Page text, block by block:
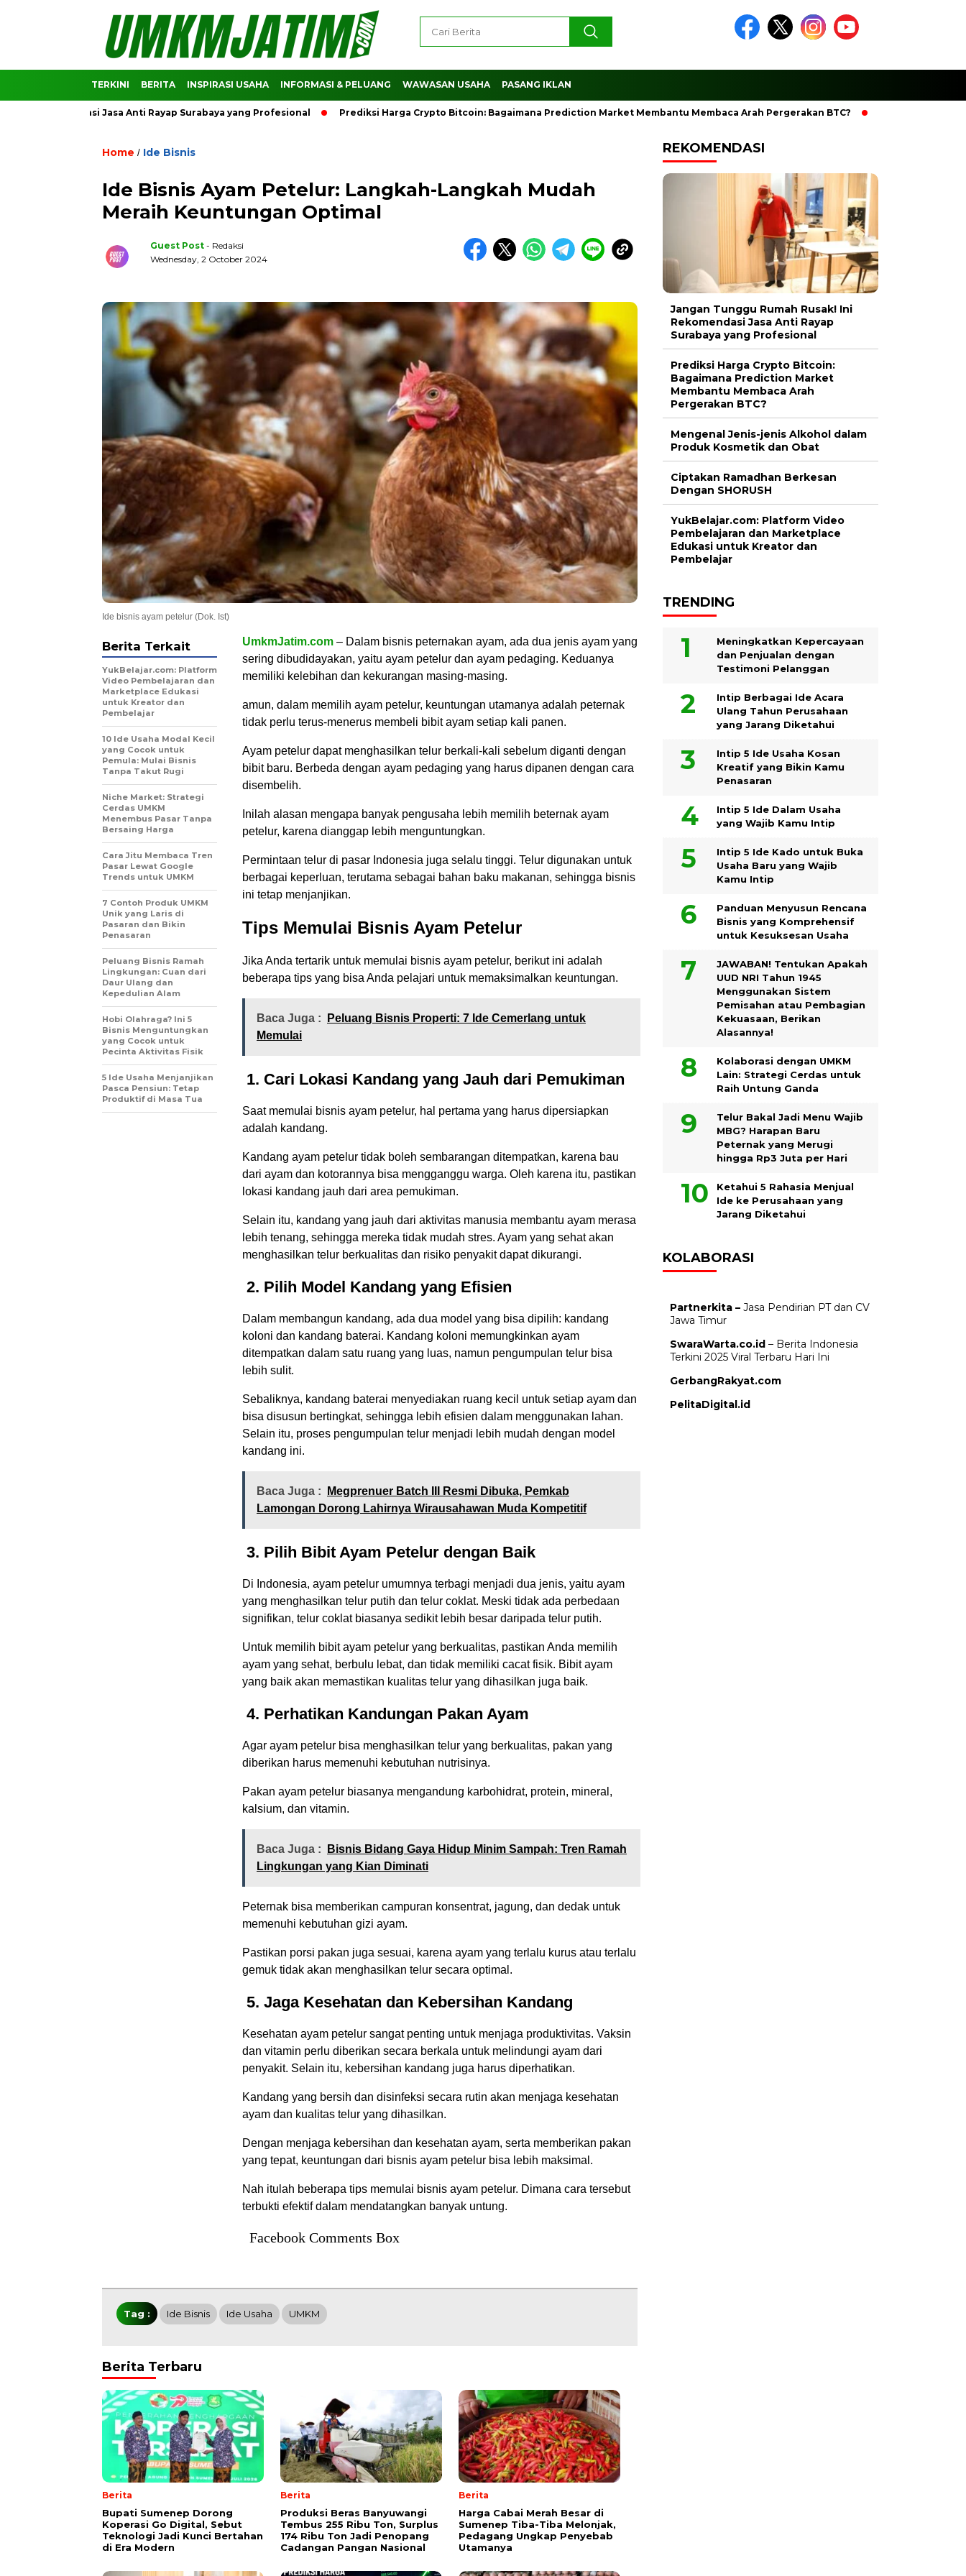
TERKINI BERITA INSPIRASI USAHA INFORMASI & PELUANG WAWASAN USAHA PASANG IKLAN
Jasa Anti Rayap Surabaya yang Profesional Prediksi Harga Crypto Bitcoin: Bagaimana Prediction Market Membantu Membaca Arah Pergerakan BTC? Ciptakan Ramadhan
Home / Ide Bisnis
Ide Bisnis Ayam Petelur: Langkah-Langkah Mudah
Meraih Keuntungan Optimal
Guest Post - Redaksi
Wednesday, 2 October 2024
Ide bisnis ayam petelur (Dok. Ist)
UmkmJatim.com – Dalam bisnis peternakan ayam, ada dua jenis ayam yang
sering dibudidayakan, yaitu ayam petelur dan ayam pedaging. Keduanya
memiliki kelebihan dan kekurangan masing-masing.
amun, dalam memilih ayam petelur, keuntungan utamanya adalah peternak
tidak perlu terus-menerus membeli bibit ayam setiap kali panen.
Ayam petelur dapat menghasilkan telur berkali-kali sebelum diganti dengan
bibit baru. Berbeda dengan ayam pedaging yang harus dipanen dengan cara
disembelih.
Inilah alasan mengapa banyak pengusaha lebih memilih beternak ayam
petelur, karena dianggap lebih menguntungkan.
Permintaan telur di pasar Indonesia juga selalu tinggi. Telur digunakan untuk
berbagai keperluan, terutama sebagai bahan baku makanan, sehingga bisnis
ini tetap menjanjikan.
Tips Memulai Bisnis Ayam Petelur
Jika Anda tertarik untuk memulai bisnis ayam petelur, berikut ini adalah
beberapa tips yang bisa Anda pelajari untuk memaksimalkan keuntungan.
Baca Juga :
Peluang Bisnis Properti: 7 Ide Cemerlang untuk
Memulai
1. Cari Lokasi Kandang yang Jauh dari Pemukiman
Saat memulai bisnis ayam petelur, hal pertama yang harus dipersiapkan
adalah kandang.
Kandang ayam petelur tidak boleh sembarangan ditempatkan, karena bau
dari ayam dan kotorannya bisa mengganggu warga. Oleh karena itu, pastikan
lokasi kandang jauh dari area pemukiman.
Selain itu, kandang yang jauh dari aktivitas manusia membantu ayam merasa
lebih tenang, sehingga mereka tidak mudah stres. Ayam yang sehat akan
menghasilkan telur berkualitas dan risiko penyakit dapat dikurangi.
2. Pilih Model Kandang yang Efisien
Dalam membangun kandang, ada dua model yang bisa dipilih: kandang
koloni dan kandang baterai. Kandang koloni memungkinkan ayam
ditempatkan dalam satu ruang yang luas, namun pengumpulan telur bisa
lebih sulit.
Sebaliknya, kandang baterai menyediakan ruang kecil untuk setiap ayam dan
bisa disusun bertingkat, sehingga lebih efisien dalam menggunakan lahan.
Selain itu, proses pengumpulan telur menjadi lebih mudah dengan model
kandang ini.
Baca Juga :
Megprenuer Batch III Resmi Dibuka, Pemkab
Lamongan Dorong Lahirnya Wirausahawan Muda Kompetitif
3. Pilih Bibit Ayam Petelur dengan Baik
Di Indonesia, ayam petelur umumnya terbagi menjadi dua jenis, yaitu ayam
yang menghasilkan telur putih dan telur coklat. Meski tidak ada perbedaan
signifikan, telur coklat biasanya sedikit lebih besar daripada telur putih.
Untuk memilih bibit ayam petelur yang berkualitas, pastikan Anda memilih
ayam yang sehat, berbulu lebat, dan tidak memiliki cacat fisik. Bibit ayam
yang baik akan memastikan kualitas telur yang dihasilkan juga baik.
4. Perhatikan Kandungan Pakan Ayam
Agar ayam petelur bisa menghasilkan telur yang berkualitas, pakan yang
diberikan harus memenuhi kebutuhan nutrisinya.
Pakan ayam petelur biasanya mengandung karbohidrat, protein, mineral,
kalsium, dan vitamin.
Baca Juga :
Bisnis Bidang Gaya Hidup Minim Sampah: Tren Ramah
Lingkungan yang Kian Diminati
Peternak bisa memberikan campuran konsentrat, jagung, dan dedak untuk
memenuhi kebutuhan gizi ayam.
Pastikan porsi pakan juga sesuai, karena ayam yang terlalu kurus atau terlalu
gemuk tidak akan menghasilkan telur secara optimal.
5. Jaga Kesehatan dan Kebersihan Kandang
Kesehatan ayam petelur sangat penting untuk menjaga produktivitas. Vaksin
dan vitamin perlu diberikan secara berkala untuk melindungi ayam dari
penyakit. Selain itu, kebersihan kandang juga harus diperhatikan.
Kandang yang bersih dan disinfeksi secara rutin akan menjaga kesehatan
ayam dan kualitas telur yang dihasilkan.
Dengan menjaga kebersihan dan kesehatan ayam, serta memberikan pakan
yang tepat, keuntungan dari bisnis ayam petelur bisa lebih maksimal.
Nah itulah beberapa tips memulai bisnis ayam petelur. Dimana cara tersebut
terbukti efektif dalam mendatangkan banyak untung.
Facebook Comments Box
Berita Terkait
YukBelajar.com: Platform
Video Pembelajaran dan
Marketplace Edukasi
untuk Kreator dan
Pembelajar
10 Ide Usaha Modal Kecil
yang Cocok untuk
Pemula: Mulai Bisnis
Tanpa Takut Rugi
Niche Market: Strategi
Cerdas UMKM
Menembus Pasar Tanpa
Bersaing Harga
Cara Jitu Membaca Tren
Pasar Lewat Google
Trends untuk UMKM
7 Contoh Produk UMKM
Unik yang Laris di
Pasaran dan Bikin
Penasaran
Peluang Bisnis Ramah
Lingkungan: Cuan dari
Daur Ulang dan
Kepedulian Alam
Hobi Olahraga? Ini 5
Bisnis Menguntungkan
yang Cocok untuk
Pecinta Aktivitas Fisik
5 Ide Usaha Menjanjikan
Pasca Pensiun: Tetap
Produktif di Masa Tua
Tag : Ide Bisnis Ide Usaha UMKM
Berita Terbaru
Berita
Bupati Sumenep Dorong
Koperasi Go Digital, Sebut
Teknologi Jadi Kunci Bertahan
di Era Modern
Berita
Produksi Beras Banyuwangi
Tembus 255 Ribu Ton, Surplus
174 Ribu Ton Jadi Penopang
Cadangan Pangan Nasional
Berita
Harga Cabai Merah Besar di
Sumenep Tiba-Tiba Melonjak,
Pedagang Ungkap Penyebab
Utamanya
REKOMENDASI
Jangan Tunggu Rumah Rusak! Ini
Rekomendasi Jasa Anti Rayap
Surabaya yang Profesional
Prediksi Harga Crypto Bitcoin:
Bagaimana Prediction Market
Membantu Membaca Arah
Pergerakan BTC?
Mengenal Jenis-jenis Alkohol dalam
Produk Kosmetik dan Obat
Ciptakan Ramadhan Berkesan
Dengan SHORUSH
YukBelajar.com: Platform Video
Pembelajaran dan Marketplace
Edukasi untuk Kreator dan
Pembelajar
TRENDING
Meningkatkan Kepercayaan
dan Penjualan dengan
Testimoni Pelanggan
Intip Berbagai Ide Acara
Ulang Tahun Perusahaan
yang Jarang Diketahui
Intip 5 Ide Usaha Kosan
Kreatif yang Bikin Kamu
Penasaran
Intip 5 Ide Dalam Usaha
yang Wajib Kamu Intip
Intip 5 Ide Kado untuk Buka
Usaha Baru yang Wajib
Kamu Intip
Panduan Menyusun Rencana
Bisnis yang Komprehensif
untuk Kesuksesan Usaha
JAWABAN! Tentukan Apakah
UUD NRI Tahun 1945
Menggunakan Sistem
Pemisahan atau Pembagian
Kekuasaan, Berikan
Alasannya!
Kolaborasi dengan UMKM
Lain: Strategi Cerdas untuk
Raih Untung Ganda
Telur Bakal Jadi Menu Wajib
MBG? Harapan Baru
Peternak yang Merugi
hingga Rp3 Juta per Hari
Ketahui 5 Rahasia Menjual
Ide ke Perusahaan yang
Jarang Diketahui
KOLABORASI
Partnerkita – Jasa Pendirian PT dan CV
Jawa Timur
SwaraWarta.co.id – Berita Indonesia
Terkini 2025 Viral Terbaru Hari Ini
GerbangRakyat.com
PelitaDigital.id